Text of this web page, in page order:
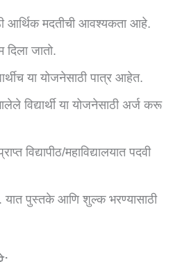
आर्थिक मदतीची आवश्यकता आहे.
दिला जातो.
या योजनेसाठी पात्र आहेत.
विद्यार्थी या योजनेसाठी अर्ज करू
विद्यापीठ/महाविद्यालयात पदवी
यात पुस्तके आणि शुल्क भरण्यासाठी